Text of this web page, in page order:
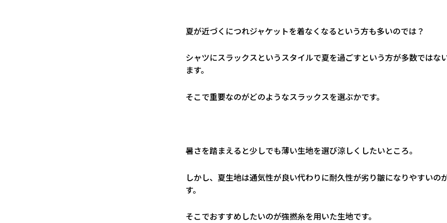
夏が近づくにつれジャケットを着なくなるという方も多いのでは？
シャツにスラックスというスタイルで夏を過ごすという方が多数ではな
ます。
そこで重要なのがどのようなスラックスを選ぶかです。
暑さを踏まえると少しでも薄い生地を選び涼しくしたいところ。
しかし、夏生地は通気性が良い代わりに耐久性が劣り皺になりやすいの
す。
そこでおすすめしたいのが強撚糸を用いた生地です。